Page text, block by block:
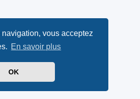
vous acceptez
En savoir plus
OK